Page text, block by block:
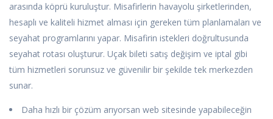
arasında köprü kuruluştur. Misafirlerin havayolu şirketlerinden,
hesaplı ve kaliteli hizmet alması için gereken tüm planlamaları ve
seyahat programlarını yapar. Misafirin istekleri doğrultusunda
seyahat rotası oluşturur. Uçak bileti satış değişim ve iptal gibi
tüm hizmetleri sorunsuz ve güvenilir bir şekilde tek merkezden
sunar.
Daha hızlı bir çözüm arıyorsan web sitesinde yapabileceğin